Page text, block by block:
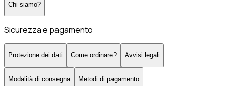
Chi siamo?
Sicurezza e pagamento
Protezione dei dati Come ordinare? Avvisi legali
Modalità di consegna Metodi di pagamento